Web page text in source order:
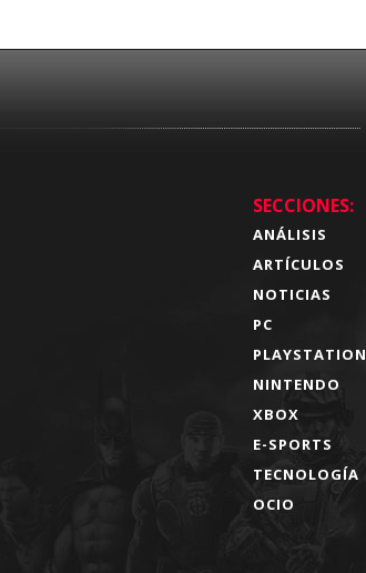
SECCIONES:
ANÁLISIS
ARTÍCULOS
NOTICIAS
PC
PLAYSTATION
NINTENDO
XBOX
E-SPORTS
TECNOLOGÍA
OCIO